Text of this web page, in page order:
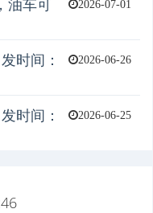
2026-07-01
油车可
2026-06-26
时间：
2026-06-25
时间：